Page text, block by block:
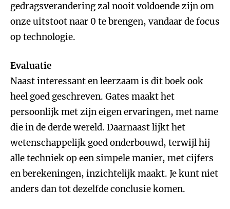
gedragsverandering zal nooit voldoende zijn om
onze uitstoot naar 0 te brengen, vandaar de focus
op technologie.
Evaluatie
Naast interessant en leerzaam is dit boek ook
heel goed geschreven. Gates maakt het
persoonlijk met zijn eigen ervaringen, met name
die in de derde wereld. Daarnaast lijkt het
wetenschappelijk goed onderbouwd, terwijl hij
alle techniek op een simpele manier, met cijfers
en berekeningen, inzichtelijk maakt. Je kunt niet
anders dan tot dezelfde conclusie komen.